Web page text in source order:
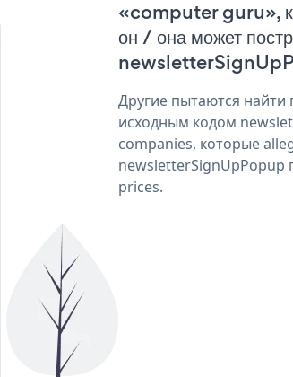
«computer guru»,
он / она может
Другие пытаются
исходным кодом
companies, которые
prices.